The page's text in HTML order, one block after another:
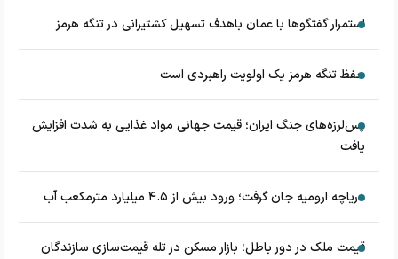
استمرار گفتگوها با عمان باهدف تسهیل کشتیرانی در تنگه هرمز
حفظ تنگه هرمز یک اولویت راهبردی است
پس‌لرزه‌های جنگ ایران؛ قیمت جهانی مواد غذایی به شدت افزایش
یافت
دریاچه ارومیه جان گرفت؛ ورود بیش از ۴.۵ میلیارد مترمکعب آب
قیمت ملک در دور باطل؛ بازار مسکن در تله قیمت‌سازی سازندگان